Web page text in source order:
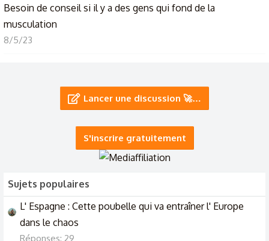
Besoin de conseil si il y a des gens qui fond de la
musculation
8/5/23
Lancer une discussion 🚀…
S'inscrire gratuitement
Sujets populaires
L' Espagne : Cette poubelle qui va entraîner l' Europe
dans le chaos
Réponses: 29